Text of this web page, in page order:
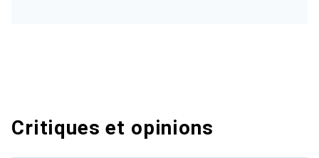
Critiques et opinions